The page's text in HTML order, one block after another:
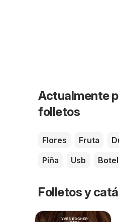
Actualmente
folletos
Flores Fruta
Piña
Usb
Folletos y